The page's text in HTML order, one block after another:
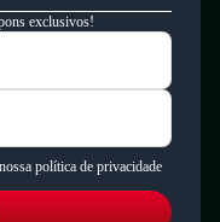
exclusivos!
política de privacidade